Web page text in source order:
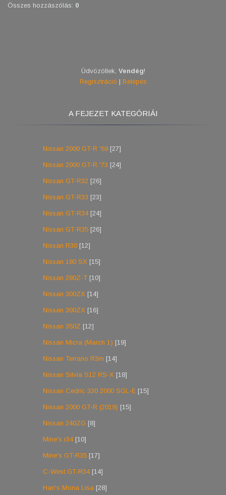
Összes hozzászólás: 0
Üdvözöllek Vendég!
Regisztráció | Belépés
A FEJEZET KATEGÓRIÁI
Nissan 2000 GT-R '69 [27]
Nissan 2000 GT-R '73 [24]
Nissan GT-R32 [26]
Nissan GT-R33 [23]
Nissan GT-R34 [24]
Nissan GT-R35 [26]
Nissan R30 [12]
Nissan 180 SX [15]
Nissan 280Z-T [10]
Nissan 300ZX [14]
Nissan 300ZX [16]
Nissan 350Z [12]
Nissan Micra (March 1) [19]
Nissan Terrano R3m [14]
Nissan Silvia S12 RS-X [18]
Nissan Cedric 330 2000 SGL-E [15]
Nissan 2000 GT-R (2019) [15]
Nissan 240ZG [8]
Mine's r34 [10]
Mine's GT-R35 [17]
C-West GT-R34 [14]
Han's Mona Lisa [28]